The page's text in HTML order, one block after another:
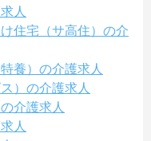
人
住宅（サ高住）の介
養）の介護求人
）の介護求人
介護求人
人